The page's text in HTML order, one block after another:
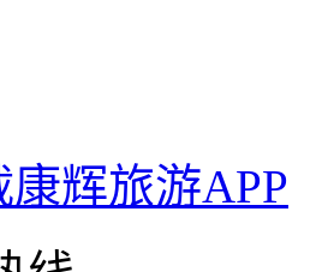
康辉旅游APP